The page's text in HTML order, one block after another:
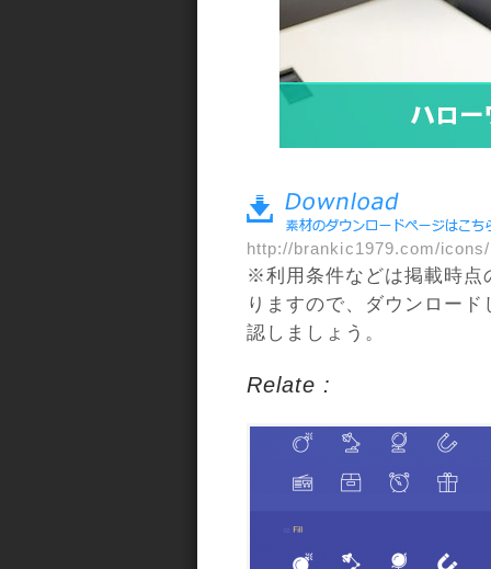
http://brankic1979.com/icons/
※利用条件などは掲載時点
りますので、ダウンロー
認しましょう。
Relate :